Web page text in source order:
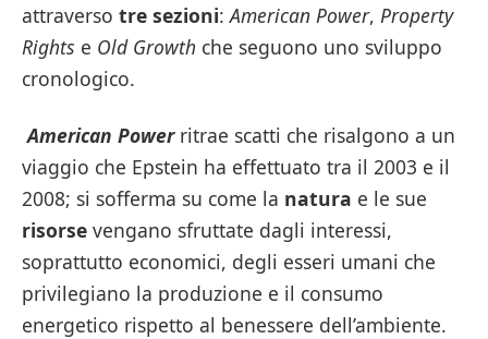
attraverso tre sezioni:American Power, Property
Rights e Old Growth che seguono uno sviluppo
cronologico.
American Powerritrae scatti che risalgono a un
viaggio che Epstein ha effettuato tra il 2003 e il
2008; si sofferma su come la natura e le sue
risorse vengano sfruttate dagli interessi,
soprattutto economici, degli esseri umani che
privilegiano la produzione e il consumo
energetico rispetto al benessere dell’ambiente.